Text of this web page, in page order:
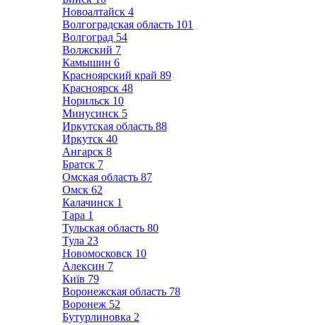
Новоалтайск 4
Волгоградская область 101
Волгоград 54
Волжский 7
Камышин 6
Красноярский край 89
Красноярск 48
Норильск 10
Минусинск 5
Иркутская область 88
Иркутск 40
Ангарск 8
Братск 7
Омская область 87
Омск 62
Калачинск 1
Тара 1
Тульская область 80
Тула 23
Новомосковск 10
Алексин 7
Київ 79
Воронежская область 78
Воронеж 52
Бутурлиновка 2